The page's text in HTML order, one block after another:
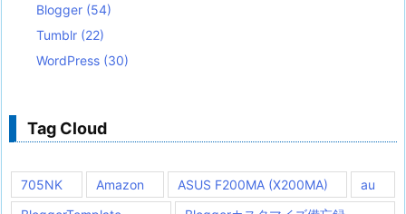
Blogger (54)
Tumblr (22)
WordPress (30)
Tag Cloud
705NK Amazon ASUS F200MA (X200MA)
au